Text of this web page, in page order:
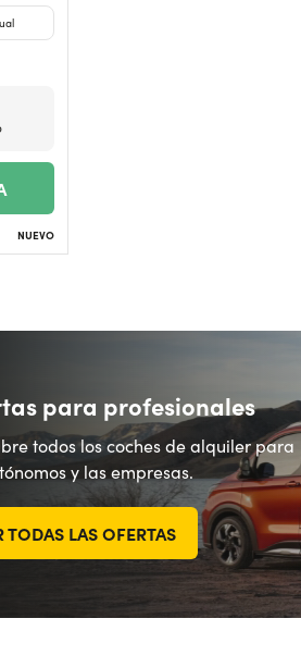
NUEVO
para profesionales
todos los coches de alquiler para
y las empresas.
TODAS LAS OFERTAS